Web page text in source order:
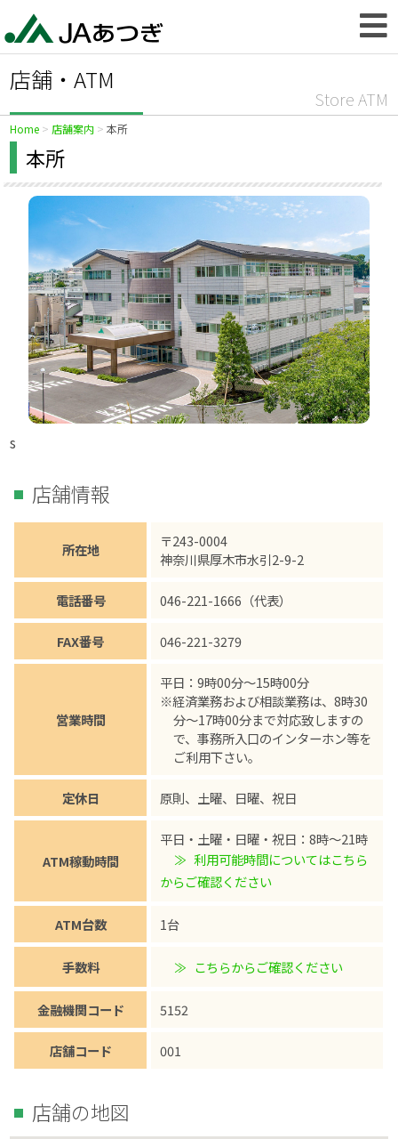
店舗・ATM
Store ATM
Home 店舗案内 本所
本所
s
店舗情報
所在地
〒243-0004
神奈川県厚木市水引2-9-2
電話番号 046-221-1666（代表）
FAX番号 046-221-3279
営業時間
平日：9時00分～15時00分
※経済業務および相談業務は、8時30
分～17時00分まで対応致しますの
で、事務所入口のインターホン等を
ご利用下さい。
定休日 原則、土曜、日曜、祝日
ATM稼動時間
平日・土曜・日曜・祝日：8時～21時
利用可能時間についてはこちら
からご確認ください
ATM台数 1台
手数料 こちらからご確認ください
金融機関コード 5152
店舗コード 001
店舗の地図